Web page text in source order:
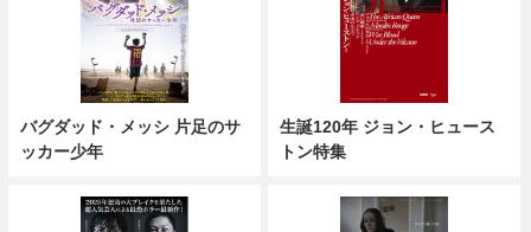
バグダッド・メッシ 片足のサ
ッカー少年
生誕120年 ジョン・ヒュース
トン特集